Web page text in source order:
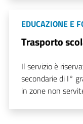
EDUCAZIONE E
Trasporto
Il servizio è
secondarie di I°
in zone non